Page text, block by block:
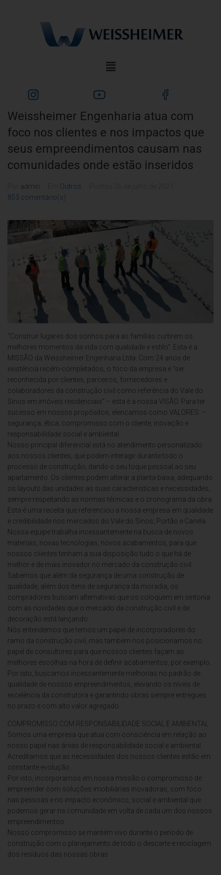
Weissheimer Engenharia atua com
foco nos clientes e nos impactos que
seus empreendimentos causam nas
comunidades onde estão inseridos
admin Outros
853 comentário(s)
“Construir lugares dos sonhos para as famílias curtirem os
melhores momentos da vida com qualidade e estilo”. Esta é a
MISSÃO da Weissheimer Engenharia Ltda. Com 24 anos de
existência recém-completados, o foco da empresa é “ser
reconhecida por clientes, parceiros, fornecedores e
colaboradores da construção civil como referência do Vale do
Sinos em imóveis residenciais” – esta é a nossa VISÃO. Para ter
sucesso em nossos propósitos, elencamos como VALORES: –
segurança; ética; compromisso com o cliente; inovação e
responsabilidade social e ambiental.
Nosso principal diferencial está no atendimento personalizado
aos nossos clientes, que podem interagir durante todo o
processo de construção, dando o seu toque pessoal ao seu
apartamento. Os clientes podem alterar a planta baixa, adequando
os layouts das unidades as suas características e necessidades,
sempre respeitando as normas técnicas e o cronograma da obra.
Esta é uma receita que referenciou a nossa empresa em qualidade
e credibilidade nos mercados do Vale do Sinos, Portão e Canela.
Nossa equipe trabalha incessantemente na busca de novos
materiais, novas tecnologias, novos acabamentos, para que
nossos clientes tenham a sua disposição tudo o que há de
melhor e de mais inovador no mercado da construção civil.
Sabemos que além da segurança de uma construção de
qualidade, além dos itens de segurança da moradia, os
compradores buscam alternativas que os coloquem em sintonia
com as novidades que o mercado da construção civil e de
decoração está lançando.
Nós entendemos que temos um papel de incorporadores do
ramo da construção civil, mas também nos posicionamos no
papel de consultores para que nossos clientes façam as
melhores escolhas na hora de definir acabamentos, por exemplo.
Por isto, buscamos incessantemente melhorias no padrão de
qualidade de nossos empreendimentos, elevando os níveis de
excelência da construtora e garantindo obras sempre entregues
no prazo e com alto valor agregado.
COMPROMISSO COM RESPONSABILIDADE SOCIAL E AMBIENTAL
Somos uma empresa que atua com consciência em relação ao
nosso papel nas áreas de responsabilidade social e ambiental.
Acreditamos que as necessidades dos nossos clientes estão em
constante evolução.
Por isto, incorporamos em nossa missão o compromisso de
empreender com soluções imobiliárias inovadoras, com foco
nas pessoas e no impacto econômico, social e ambiental que
podemos gerar na comunidade em volta de cada um dos nossos
empreendimentos.
Nosso compromisso se mantém vivo durante o período de
construção com o planejamento de todo o descarte e reciclagem
dos resíduos das nossas obras.